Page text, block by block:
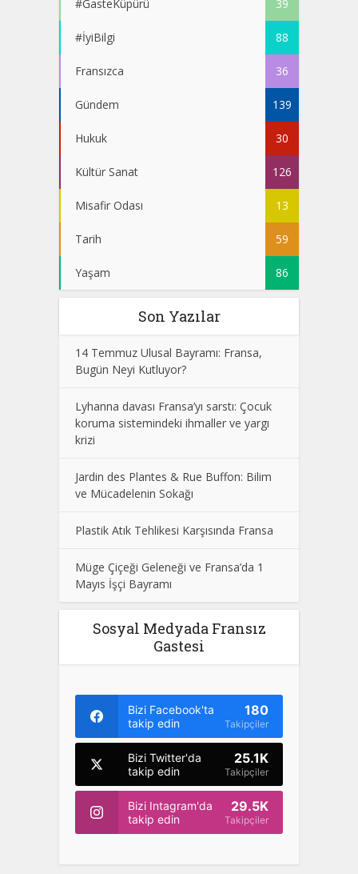
#GasteKüpürü 39
#İyiBilgi 88
Fransızca 36
Gündem 139
Hukuk 30
Kültür Sanat 126
Misafir Odası 13
Tarih 59
Yaşam 86
Son Yazılar
14 Temmuz Ulusal Bayramı: Fransa,
Bugün Neyi Kutluyor?
Lyhanna davası Fransa’yı sarstı: Çocuk
koruma sistemindeki ihmaller ve yargı
krizi
Jardin des Plantes & Rue Buffon: Bilim
ve Mücadelenin Sokağı
Plastik Atık Tehlikesi Karşısında Fransa
Müge Çiçeği Geleneği ve Fransa’da 1
Mayıs İşçi Bayramı
Sosyal Medyada Fransız
Gastesi
Bizi Facebook'ta
takip edin
180
Takipçiler
Bizi Twitter'da
takip edin
25.1K
Takipçiler
Bizi Intagram'da
takip edin
29.5K
Takipçiler